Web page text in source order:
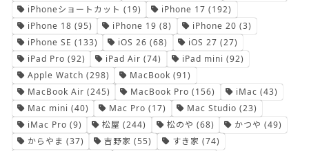
iPhoneショートカット (19) iPhone 17 (192)
iPhone 18 (95) iPhone 19 (8) iPhone 20 (3)
iPhone SE (133) iOS 26 (68) iOS 27 (27)
iPad Pro (92) iPad Air (74) iPad mini (92)
Apple Watch (298) MacBook (91)
MacBook Air (245) MacBook Pro (156) iMac (43)
Mac mini (40) Mac Pro (17) Mac Studio (23)
iMac Pro (9) 松屋 (244) 松のや (68) かつや (49)
からやま (37) 吉野家 (55) すき家 (74)